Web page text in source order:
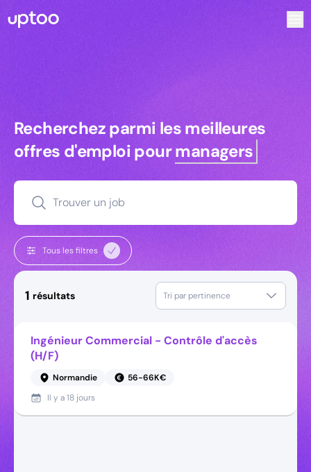
Recherchez parmi les meilleures
Recherchez parmi les meilleures
offres d'emploi pourmanagers
Trouver un job
Tous les filtres
1 résultats Tri par pertinence
Ingénieur Commercial - Contrôle d'accès
(H/F)
Normandie
56-66K€
Il y a18 jours